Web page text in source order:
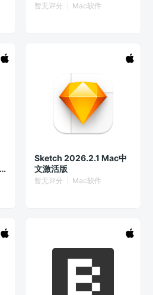
暂无评分 Mac软件
Sketch 2026.2.1 Mac中
文激活版
暂无评分 Mac软件